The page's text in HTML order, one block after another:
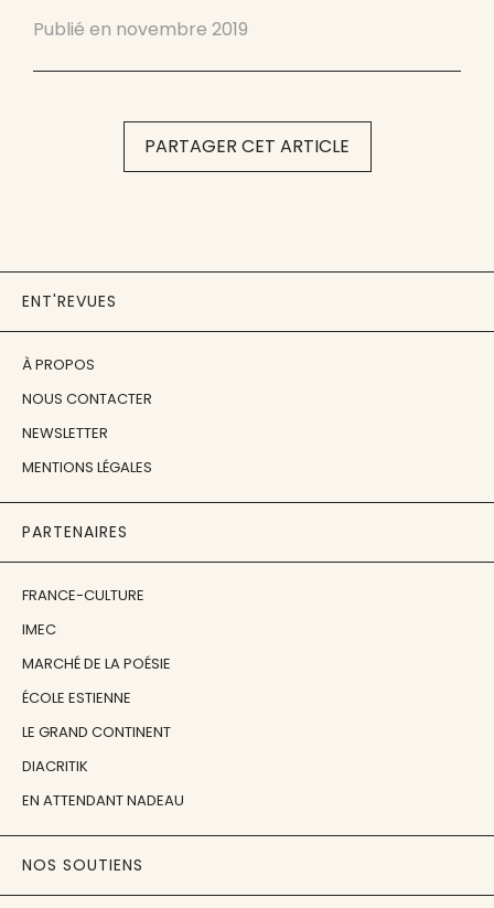
Publié en novembre 2019
PARTAGER CET ARTICLE
ENT'REVUES
À PROPOS
NOUS CONTACTER
NEWSLETTER
MENTIONS LÉGALES
PARTENAIRES
FRANCE-CULTURE
IMEC
MARCHÉ DE LA POÉSIE
ÉCOLE ESTIENNE
LE GRAND CONTINENT
DIACRITIK
EN ATTENDANT NADEAU
NOS SOUTIENS